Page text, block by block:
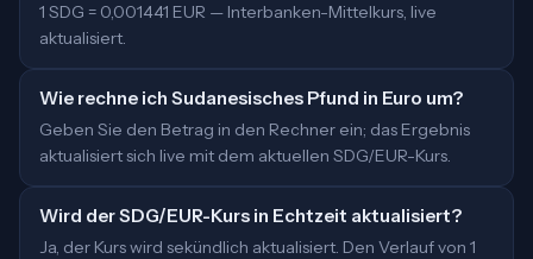
1 SDG = 0,001441 EUR — Interbanken-Mittelkurs, live
aktualisiert.
Wie rechne ich Sudanesisches Pfund in Euro um?
Geben Sie den Betrag in den Rechner ein; das Ergebnis
aktualisiert sich live mit dem aktuellen SDG/EUR-Kurs.
Wird der SDG/EUR-Kurs in Echtzeit aktualisiert?
Ja, der Kurs wird sekündlich aktualisiert. Den Verlauf von 1